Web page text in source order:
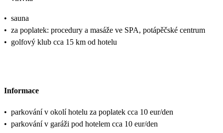
• sauna
• za poplatek: procedury a masáže ve SPA, potápěčské centrum
• golfový klub cca 15 km od hotelu
Informace
• parkování v okolí hotelu za poplatek cca 10 eur/den
• parkování v garáži pod hotelem cca 10 eur/den